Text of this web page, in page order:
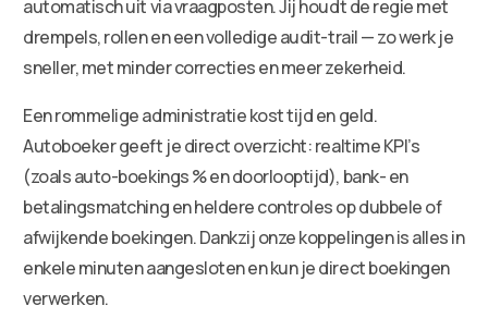
automatisch uit via vraagposten. Jij houdt de regie met
drempels, rollen en een volledige audit-trail — zo werk je
sneller, met minder correcties en meer zekerheid.
Een rommelige administratie kost tijd en geld.
Autoboeker geeft je direct overzicht: realtime KPI’s
(zoals auto-boekings % en doorlooptijd), bank- en
betalingsmatching en heldere controles op dubbele of
afwijkende boekingen. Dankzij onze koppelingen is alles in
enkele minuten aangesloten en kun je direct boekingen
verwerken.